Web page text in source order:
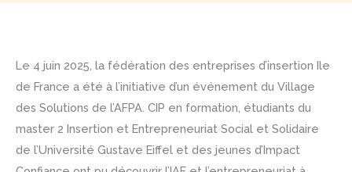
Le 4 juin 2025, la fédération des entreprises d’insertion Ile
de France a été à l’initiative d’un événement du Village
des Solutions de l’AFPA. CIP en formation, étudiants du
master 2 Insertion et Entrepreneuriat Social et Solidaire
de l’Université Gustave Eiffel et des jeunes d’Impact